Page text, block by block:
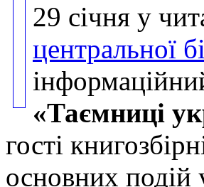
29 cічня у
центральної
«Таємниці
гості
основних подій